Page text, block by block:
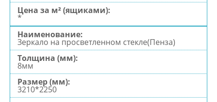
*
Зеркало на просветленном стекле(Пенза)
8мм
3210*2250